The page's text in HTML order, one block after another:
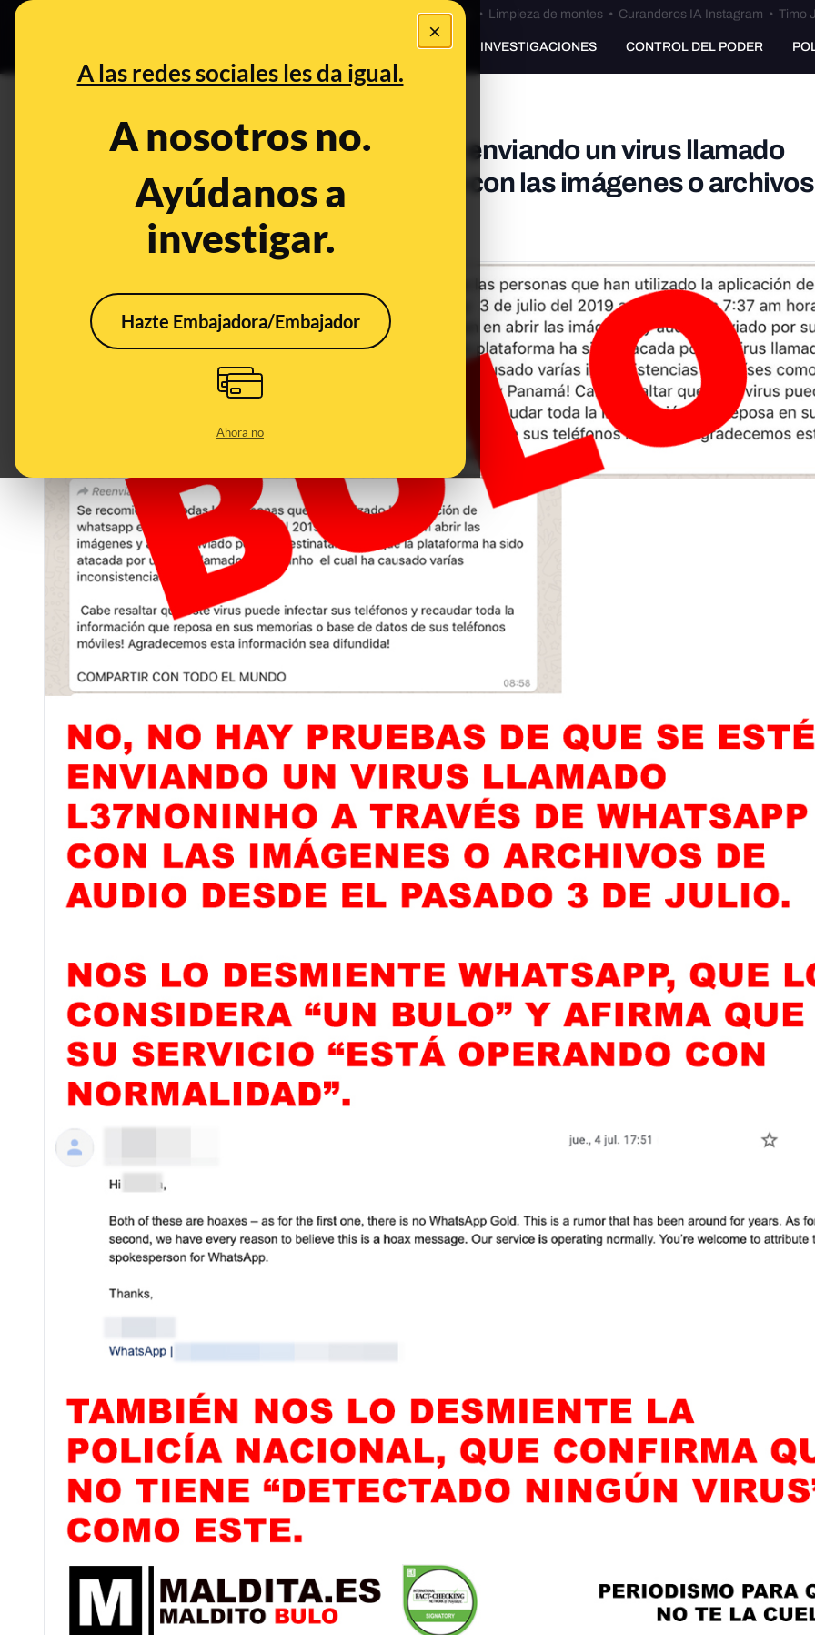
×
A las redes sociales les da igual.
A nosotros no.
Ayúdanos a
investigar.
Hazte Embajadora/Embajador
Ahora no
Bulos Ceuta • Limpieza de montes• Curanderos IA Instagram • Timo
PREBUNKING INVESTIGACIONES CONTROL DEL PODER
No, no hay pruebas de que se esté enviando un virus llamado
L37noninho a través de WhatsApp con las imágenes o
Jul 5, 2019, 4:33:00 PM